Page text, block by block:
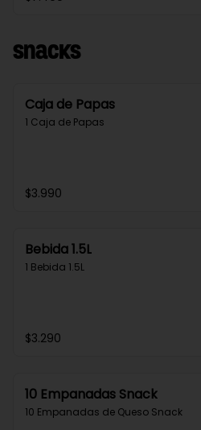
Snacks
Caja de Papas
1 Caja de Papas
$3.990
Bebida 1.5L
1 Bebida 1.5L
$3.290
10 Empanadas Snack
10 Empanadas de Queso Snack